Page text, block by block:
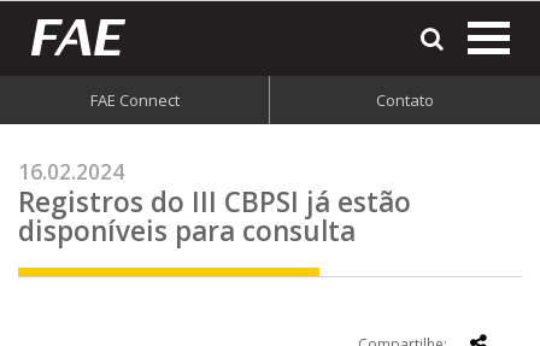
FAE Connect Contato
16.02.2024
Registros do III CBPSI já estão
disponíveis para consulta